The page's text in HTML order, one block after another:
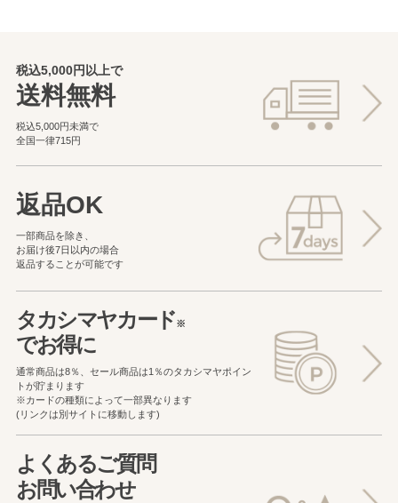
税込5,000円以上で
送料無料
税込5,000円未満で
全国一律715円
返品OK
一部商品を除き、
お届け後7日以内の場合
返品することが可能です
タカシマヤカード※
でお得に
通常商品は8％、セール商品は1％のタカシマヤポイン
トが貯まります
※カードの種類によって一部異なります
(リンクは別サイトに移動します)
よくあるご質問
お問い合わせ